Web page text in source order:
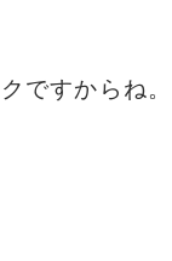
ですからね。